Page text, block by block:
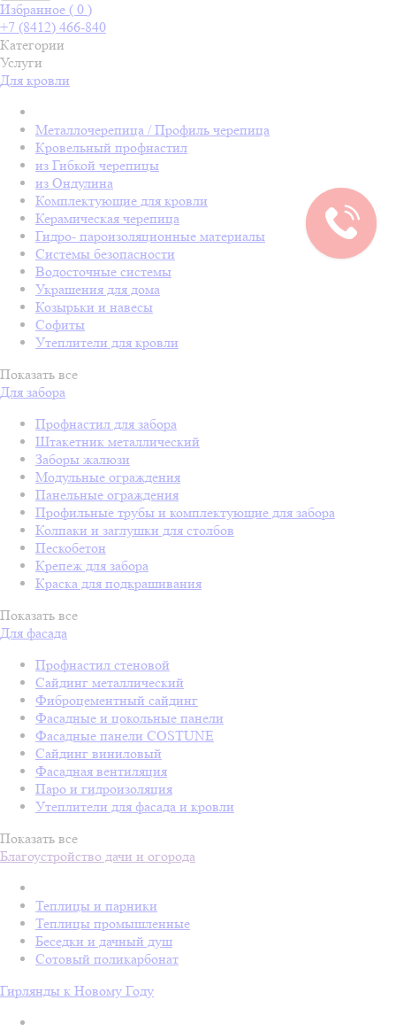
Избранное ( 0 )
+7 (8412) 466-840
Категории
Услуги
Для кровли
Металлочерепица / Профиль черепица
Кровельный профнастил
из Гибкой черепицы
из Ондулина
Комплектующие для кровли
Керамическая черепица
Гидро- пароизоляционные материалы
Системы безопасности
Водосточные системы
Украшения для дома
Козырьки и навесы
Софиты
Утеплители для кровли
Показать все
Для забора
Профнастил для забора
Штакетник металлический
Заборы жалюзи
Модульные ограждения
Панельные ограждения
Профильные трубы и комплектующие для забора
Колпаки и заглушки для столбов
Пескобетон
Крепеж для забора
Краска для подкрашивания
Показать все
Для фасада
Профнастил стеновой
Сайдинг металлический
Фиброцементный сайдинг
Фасадные и цокольные панели
Фасадные панели COSTUNE
Сайдинг виниловый
Фасадная вентиляция
Паро и гидроизоляция
Утеплители для фасада и кровли
Показать все
Благоустройство дачи и огорода
Теплицы и парники
Теплицы промышленные
Беседки и дачный душ
Сотовый поликарбонат
Гирлянды к Новому Году